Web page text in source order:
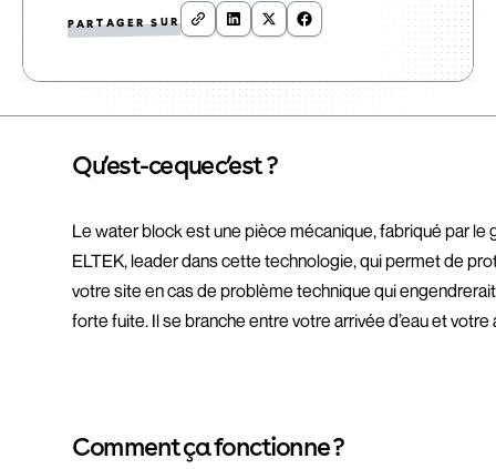
PARTAGER SUR
Qu’est-ce que c’est ?
Le water block est une pièce mécanique, fabriqué par le
ELTEK, leader dans cette technologie, qui permet de
votre site en cas de problème technique qui
forte fuite. Il se branche entre votre arrivée d’eau et votre
Comment ça fonctionne ?